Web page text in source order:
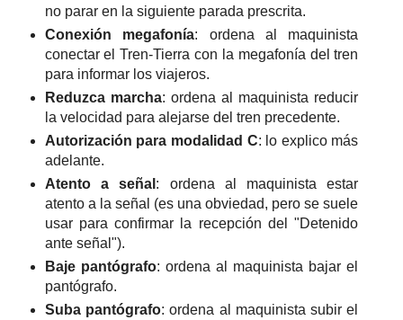
no parar en la siguiente parada prescrita.
Conexión megafonía: ordena al maquinista
conectar el Tren-Tierra con la megafonía del tren
para informar los viajeros.
Reduzca marcha: ordena al maquinista reducir
la velocidad para alejarse del tren precedente.
Autorización para modalidad C: lo explico más
adelante.
Atento a señal : ordena al maquinista estar
atento a la señal (es una obviedad, pero se suele
usar para confirmar la recepción del "Detenido
ante señal").
Baje pantógrafo: ordena al maquinista bajar el
pantógrafo.
Suba pantógrafo: ordena al maquinista subir el